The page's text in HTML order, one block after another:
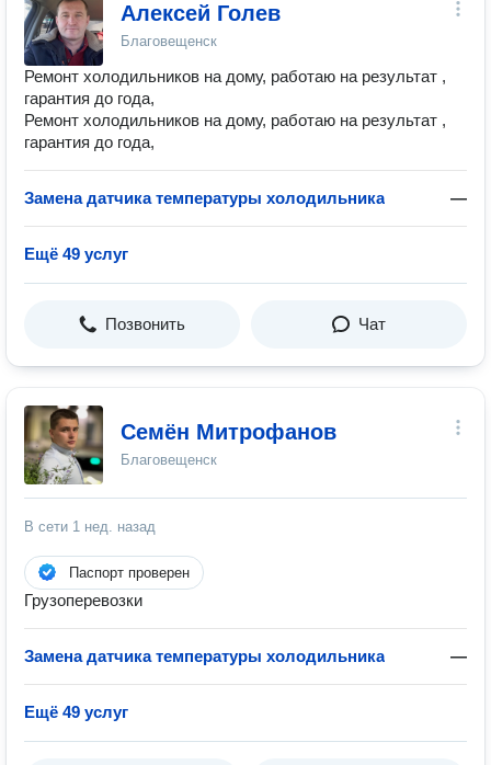
Алексей Голев
Благовещенск
Ремонт холодильников на дому, работаю на результат ,
гарантия до года,
Ремонт холодильников на дому, работаю на результат ,
гарантия до года,
Замена датчика температуры холодильника —
Ещё 49 услуг
Позвонить Чат
Семён Митрофанов
Благовещенск
В сети 1 нед. назад
Паспорт проверен
Грузоперевозки
Замена датчика температуры холодильника —
Ещё 49 услуг